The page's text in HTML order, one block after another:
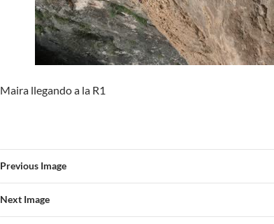
Maira llegando a la R1
Previous Image
Next Image